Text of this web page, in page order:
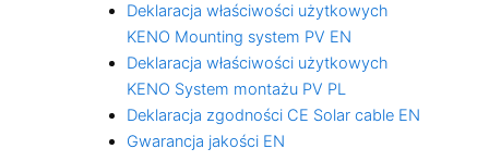
Deklaracja właściwości użytkowych
KENO Mounting system PV EN
Deklaracja właściwości użytkowych
KENO System montażu PV PL
Deklaracja zgodności CE Solar cable EN
Gwarancja jakości EN